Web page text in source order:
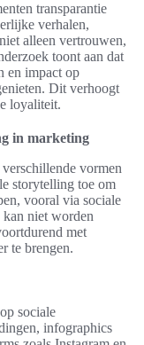
transparantie
verhalen,
alleen vertrouwen,
toont aan dat
en impact op
Dit verhoogt
loyaliteit.
in marketing
vormen
storytelling toe om
vooral via sociale
kan niet worden
met
te brengen.
sociale
infographics